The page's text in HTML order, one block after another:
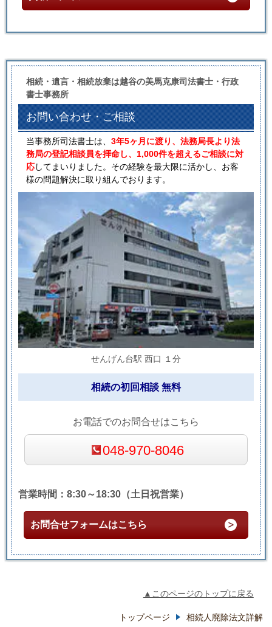
相続・遺言・相続放棄は越谷の美馬克康司法書士・行政
書士事務所
お問い合わせ・ご相談
当事務所司法書士は、 3年5ヶ月に渡り、法務局長より法
務局の登記相談員を拝命し、1,000件を超えるご相談に対
応してまいりました。その経験を最大限に活かし、お客
様の問題解決に取り組んでおります。
せんげん台駅 西口 １分
相続の初回相談 無料
お電話でのお問合せはこちら
048-970-8046
営業時間：8:30～18:30（土日祝営業）
お問合せフォームはこちら
▲このページのトップに戻る
トップページ 相続人廃除法文詳解